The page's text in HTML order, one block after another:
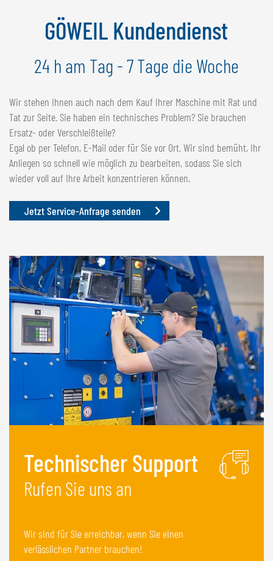
SCHWEIZ
GÖWEIL Schweiz
DEUTSCH
FRANÇAIS
GÖWEIL Kundendienst
24 h am Tag - 7 Tage die Woche
Wir stehen Ihnen auch nach dem Kauf Ihrer Maschine mit Rat und
Tat zur Seite. Sie haben ein technisches Problem? Sie brauchen
Ersatz- oder Verschleißteile?
Egal ob per Telefon, E-Mail oder für Sie vor Ort. Wir sind bemüht, Ihr
Anliegen so schnell wie möglich zu bearbeiten, sodass Sie sich
wieder voll auf Ihre Arbeit konzentrieren können.
Jetzt Service-Anfrage senden
Technischer Support
Rufen Sie uns an
Wir sind für Sie erreichbar, wenn Sie einen
verlässlichen Partner brauchen!